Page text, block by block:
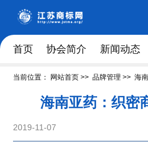
首页 协会简介 新闻动态
当前位置： 网站首页>> 品牌管理 >> 海
海南亚药：织密
2019-11-07